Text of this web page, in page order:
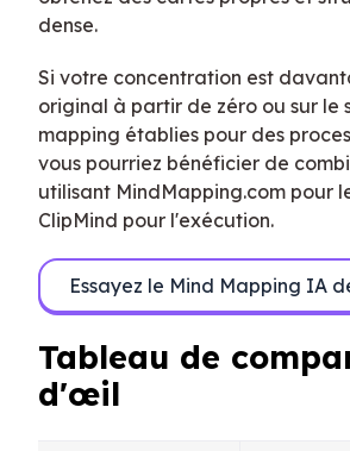
dense.
Si votre concentration est
original à partir de zéro ou sur le
mapping établies pour des
vous pourriez bénéficier de
utilisant MindMapping.com pour
ClipMind pour l'exécution.
Essayez le Mind Mapping IA
Tableau de
d'œil